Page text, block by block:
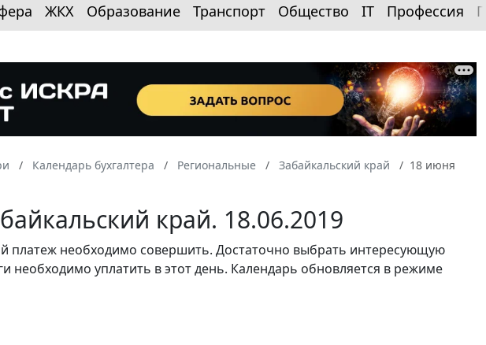
ЖКХ Образование Транспорт Общество IT Профессия
Календарь бухгалтера Региональные Забайкальский край
18 июня
край. 18.06.2019
платеж необходимо совершить. Достаточно выбрать интересующую
необходимо уплатить в этот день. Календарь обновляется в режиме